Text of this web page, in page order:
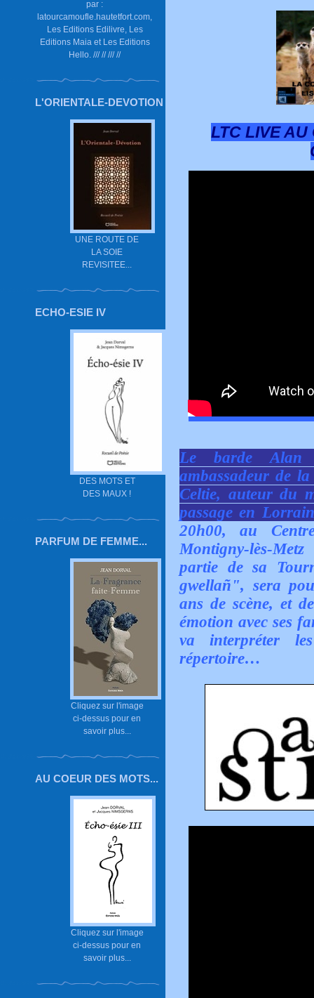
par :
latourcamoufle.hautetfort.com,
Les Editions Edilivre, Les
Editions Maia et Les Editions
Hello. /// // /// //
L'ORIENTALE-DEVOTION
UNE ROUTE DE
LA SOIE
REVISITEE...
ECHO-ESIE IV
DES MOTS ET
DES MAUX !
PARFUM DE FEMME...
Cliquez sur l'image
ci-dessus pour en
savoir plus...
AU COEUR DES MOTS...
Cliquez sur l'image
ci-dessus pour en
savoir plus...
LTC LIVE AU
Le barde Alan
ambassadeur de
Celtie, auteur du
passage en
20h00, au
Montigny-lès-
partie de sa
gwellañ", sera
ans de scène, et
émotion avec ses
va interpréter
répertoire…